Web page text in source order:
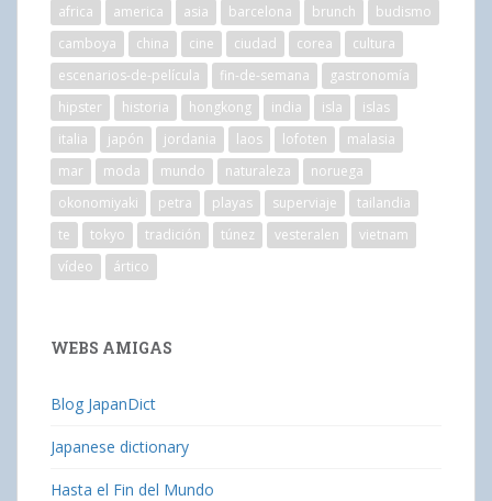
africa america asia barcelona brunch
budismo
camboya
china cine ciudad corea
cultura
escenarios-de-película
fin-de-semana
gastronomía
hipster
historia hongkong india isla
islas
italia
japón jordania laos lofoten
malasia
mar
moda mundo naturaleza
noruega
okonomiyaki
petra playas superviaje
tailandia
te
tokyo tradición túnez vesteralen
vietnam
vídeo
ártico
WEBS AMIGAS
Blog JapanDict
Japanese dictionary
Hasta el Fin del Mundo